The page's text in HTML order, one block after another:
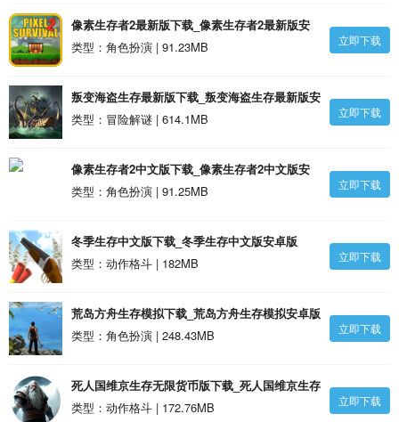
像素生存者2最新版下载_像素生存者2最新版安
卓版
类型：角色扮演 | 91.23MB 立即下载
叛变海盗生存最新版下载_叛变海盗生存最新版安
卓版
类型：冒险解谜 | 614.1MB 立即下载
像素生存者2中文版下载_像素生存者2中文版安
卓版
类型：角色扮演 | 91.25MB 立即下载
冬季生存中文版下载_冬季生存中文版安卓版
类型：动作格斗 | 182MB
立即下载
荒岛方舟生存模拟下载_荒岛方舟生存模拟安卓版
类型：角色扮演 | 248.43MB
立即下载
死人国维京生存无限货币版下载_死人国维京生存
无限货币版安卓版
类型：动作格斗 | 172.76MB 立即下载